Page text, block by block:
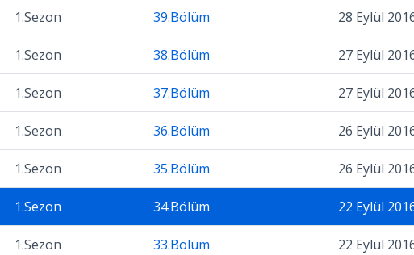
1.Sezon 39.Bölüm 28 Eylül
1.Sezon 38.Bölüm 27 Eylül
1.Sezon 37.Bölüm 27 Eylül
1.Sezon 36.Bölüm 26 Eylül
1.Sezon 35.Bölüm 26 Eylül
1.Sezon 34.Bölüm 22 Eylül
1.Sezon 33.Bölüm 22 Eylül